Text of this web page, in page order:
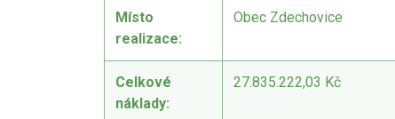
Místo
realizace:
Obec Zdechovice
Celkové
náklady:
27.835.222,03 Kč